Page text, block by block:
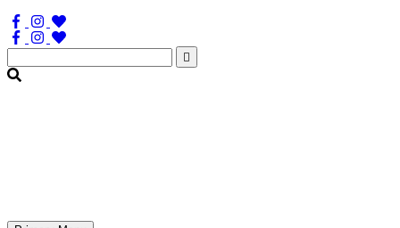
Søg
efter: